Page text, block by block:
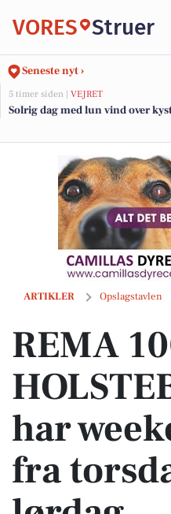
VORES Struer
Seneste nyt ›
5 timer siden | VEJRET
Solrig dag med lun vind over
ARTIKLER Opslagstavlen
REMA 1000
REMA
har
fra